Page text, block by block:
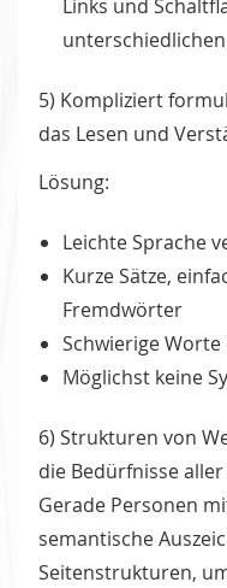
Links und
5) Kompliziert
das Lesen und
Lösung:
Leichte Sprache
Kurze Sätze,
Fremdwörter
Schwierige
Möglichst keine
6) Strukturen von
die Bedürfnisse
Gerade Personen
semantische
Seitenstrukturen,